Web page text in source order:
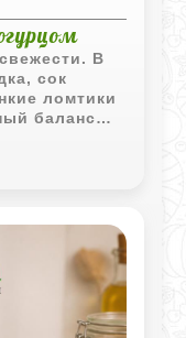
В
сок
ломтики
баланс